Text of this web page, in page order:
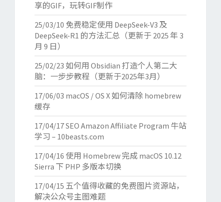
享的GIF，玩转GIF制作
25/03/10 免费稳定使用 DeepSeek-V3 及
DeepSeek-R1 的方法汇总（更新于 2025 年 3
月 9 日）
25/02/23 如何用 Obsidian 打造个人第二大
脑：一步步教程（更新于2025年3月）
17/06/03 macOS / OS X 如何清除 homebrew
缓存
17/04/17SEO Amazon Affiliate Program 牛站
学习 – 10beasts.com
17/04/16 使用 Homebrew 完成 macOS 10.12
Sierra 下 PHP 多版本切换
17/04/15 五个值得收藏的免费图片资源站，
解决公众号主图难题